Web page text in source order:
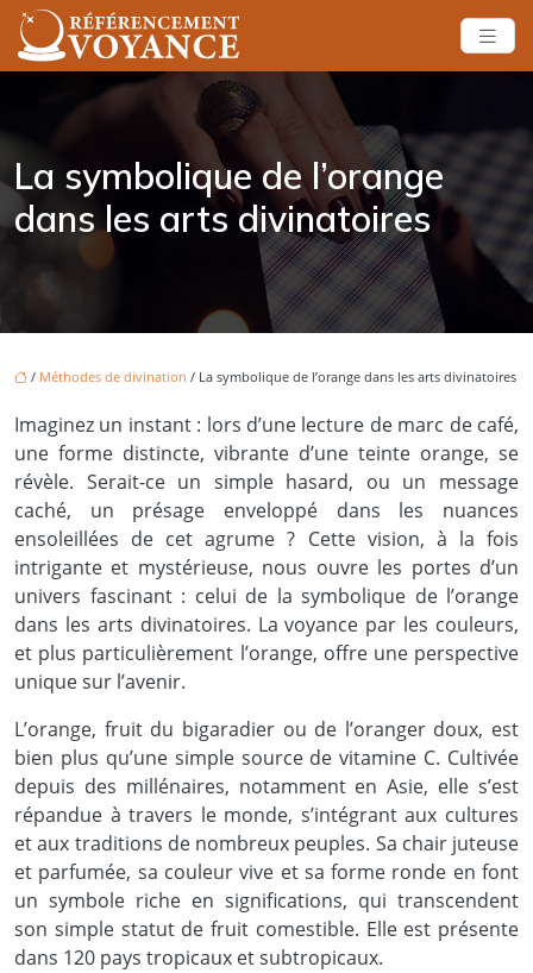
La symbolique de l’orange
dans les arts divinatoires
/ Méthodes de divination / La symbolique de l’orange dans les arts divinatoires
Imaginez un instant : lors d’une lecture de marc de café,
une forme distincte, vibrante d’une teinte orange, se
révèle. Serait-ce un simple hasard, ou un message
caché, un présage enveloppé dans les nuances
ensoleillées de cet agrume ? Cette vision, à la fois
intrigante et mystérieuse, nous ouvre les portes d’un
univers fascinant : celui de la symbolique de l’orange
dans les arts divinatoires. La voyance par les couleurs,
et plus particulièrement l’orange, offre une perspective
unique sur l’avenir.
L’orange, fruit du bigaradier ou de l’oranger doux, est
bien plus qu’une simple source de vitamine C. Cultivée
depuis des millénaires, notamment en Asie, elle s’est
répandue à travers le monde, s’intégrant aux cultures
et aux traditions de nombreux peuples. Sa chair juteuse
et parfumée, sa couleur vive et sa forme ronde en font
un symbole riche en significations, qui transcendent
son simple statut de fruit comestible. Elle est présente
dans 120 pays tropicaux et subtropicaux.